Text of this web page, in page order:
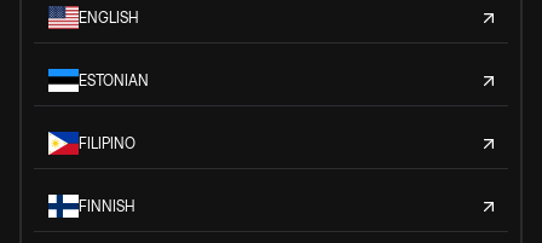
ENGLISH
ESTONIAN
FILIPINO
FINNISH